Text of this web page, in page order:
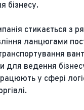
бізнесу.
стикається з
ланцюгами
для ведення
у сфері